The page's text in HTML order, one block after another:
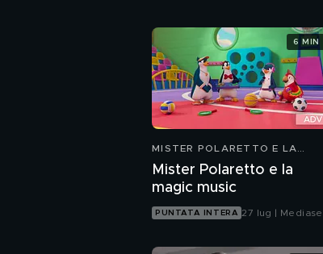
MISTER POLARETTO E LA
Mister Polaretto e la
magic music
PUNTATA INTERA 27 lug | Mediaset
6 MIN